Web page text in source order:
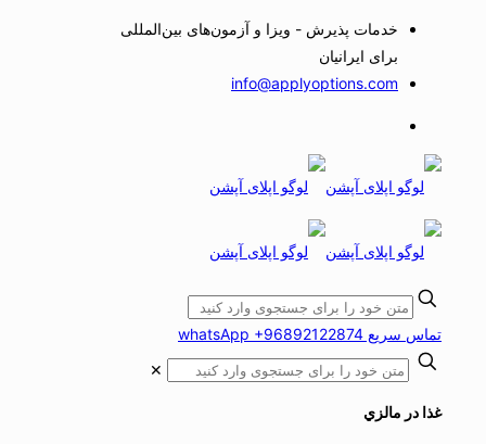
خدمات پذیرش - ویزا و آزمون‌های بین‌المللی
برای ایرانیان
info@applyoptions.com
تماس سریع whatsApp +96892122874
✕
غذا در مالزي